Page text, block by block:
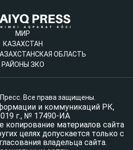
МИР
КАЗАХСТАН
ОБЛАСТЬ
РАЙОНЫ ЗКО
Все права защищены.
и коммуникаций РК,
г., № 17490-ИА
копирование материалов сайта
целях допускается только с
владельца сайта.